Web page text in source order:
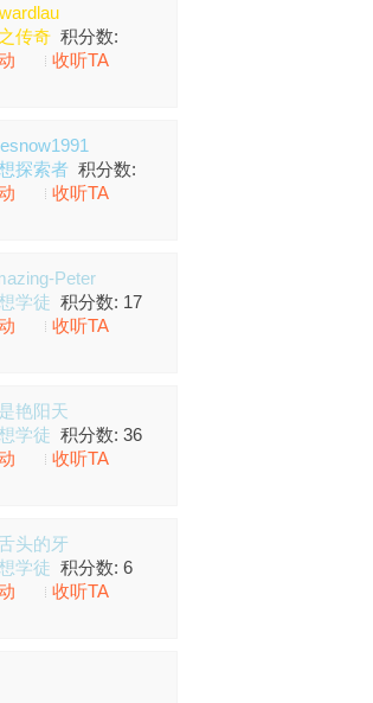
传奇 积分数:
收听TA
探索者 积分数:
收听TA
Peter
学徒 积分数: 17
收听TA
艳阳天
学徒 积分数: 36
收听TA
头的牙
学徒 积分数: 6
收听TA